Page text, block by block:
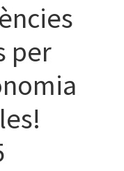
per